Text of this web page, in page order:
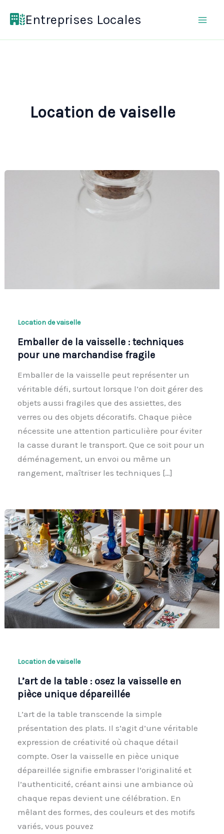
Entreprises Locales
Location de vaiselle
Location de vaiselle
Emballer de la vaisselle : techniques
pour une marchandise fragile
Emballer de la vaisselle peut représenter un
véritable défi, surtout lorsque l’on doit gérer des
objets aussi fragiles que des assiettes, des
verres ou des objets décoratifs. Chaque pièce
nécessite une attention particulière pour éviter
la casse durant le transport. Que ce soit pour un
déménagement, un envoi ou même un
rangement, maîtriser les techniques […]
Location de vaiselle
L’art de la table : osez la vaisselle en
pièce unique dépareillée
L’art de la table transcende la simple
présentation des plats. Il s’agit d’une véritable
expression de créativité où chaque détail
compte. Oser la vaisselle en pièce unique
dépareillée signifie embrasser l’originalité et
l’authenticité, créant ainsi une ambiance où
chaque repas devient une célébration. En
mêlant des formes, des couleurs et des motifs
variés, vous pouvez